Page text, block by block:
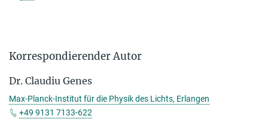
Korrespondierender Autor
Dr. Claudiu Genes
Max-Planck-Institut für die Physik des Lichts, Erlangen
+49 9131 7133-622